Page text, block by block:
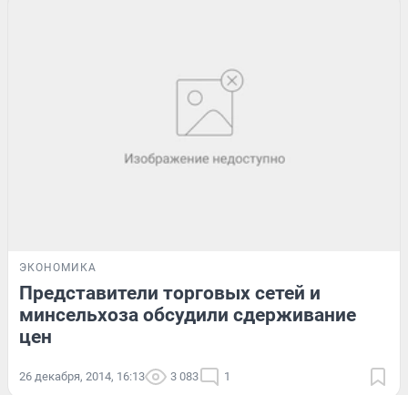
ЭКОНОМИКА
Представители торговых сетей и
минсельхоза обсудили сдерживание
цен
26 декабря, 2014, 16:13 3 083 1